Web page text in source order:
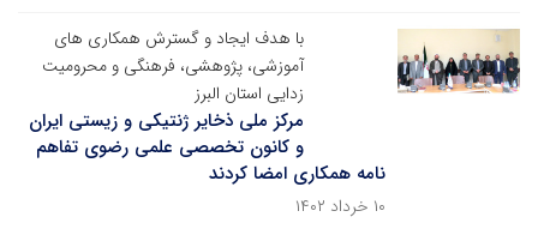
با هدف ایجاد و گسترش همکاری های
آموزشی، پژوهشی، فرهنگی و محرومیت
زدایی استان البرز
مرکز ملی ذخایر ژنتیکی و زیستی ایران
و کانون تخصصی علمی رضوی تفاهم
نامه همکاری امضا کردند
۱۰ خرداد ۱۴۰۲